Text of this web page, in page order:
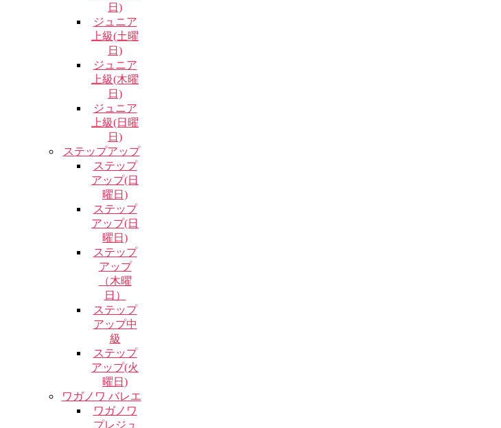
日)
ジュニア
上級(土曜
日)
ジュニア
上級(木曜
日)
ジュニア
上級(日曜
日)
ステップアップ
ステップ
アップ(日
曜日)
ステップ
アップ(日
曜日)
ステップ
アップ
（木曜
日）
ステップ
アップ中
級
ステップ
アップ(火
曜日)
ワガノワ バレエ
ワガノワ
プレジュ